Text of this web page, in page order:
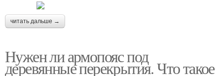
читать дальше →
Нужен ли армопояс под
деревянные перекрытия. Что такое